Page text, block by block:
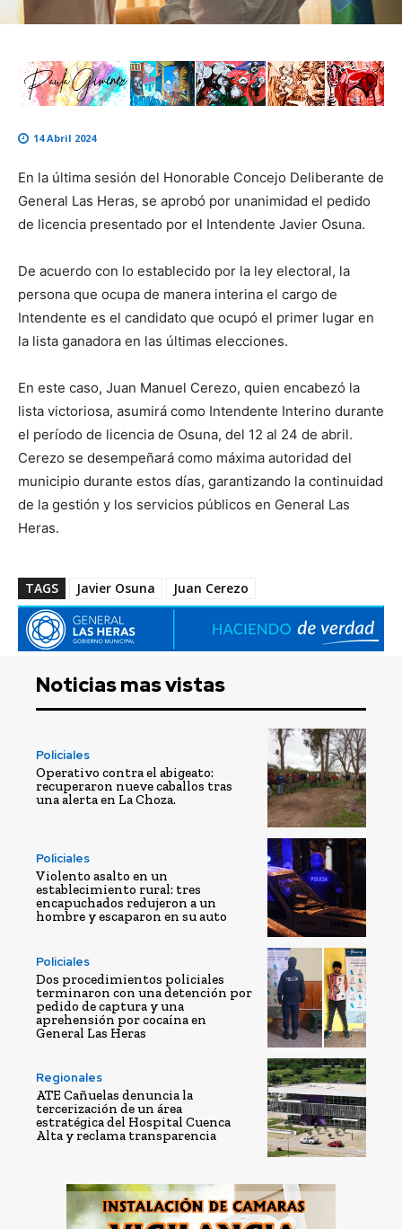
14 Abril 2024
En la última sesión del Honorable Concejo Deliberante de
General Las Heras, se aprobó por unanimidad el pedido
de licencia presentado por el Intendente Javier Osuna.
De acuerdo con lo establecido por la ley electoral, la
persona que ocupa de manera interina el cargo de
Intendente es el candidato que ocupó el primer lugar en
la lista ganadora en las últimas elecciones.
En este caso, Juan Manuel Cerezo, quien encabezó la
lista victoriosa, asumirá como Intendente Interino durante
el período de licencia de Osuna, del 12 al 24 de abril.
Cerezo se desempeñará como máxima autoridad del
municipio durante estos días, garantizando la continuidad
de la gestión y los servicios públicos en General Las
Heras.
TAGS Javier Osuna Juan Cerezo
Noticias mas vistas
Policiales
Operativo contra el abigeato:
recuperaron nueve caballos tras
una alerta en La Choza.
Policiales
Violento asalto en un
establecimiento rural: tres
encapuchados redujeron a un
hombre y escaparon en su auto
Policiales
Dos procedimientos policiales
terminaron con una detención por
pedido de captura y una
aprehensión por cocaína en
General Las Heras
Regionales
ATE Cañuelas denuncia la
tercerización de un área
estratégica del Hospital Cuenca
Alta y reclama transparencia